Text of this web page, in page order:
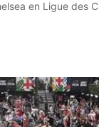
en Ligue des